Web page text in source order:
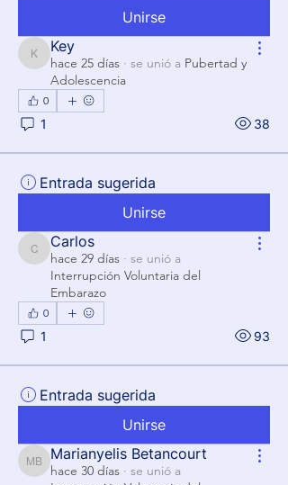
Unirse
Key
Key
hace 25 días · se unió a Pubertad y
Adolescencia
0
1 38
Entrada sugerida
Unirse
Carlos
Carlos
hace 29 días · se unió a
Interrupción Voluntaria del
Embarazo
0
1 93
Entrada sugerida
Unirse
Marianyelis Betancourt
Marianyelis Betancourt
hace 30 días · se unió a